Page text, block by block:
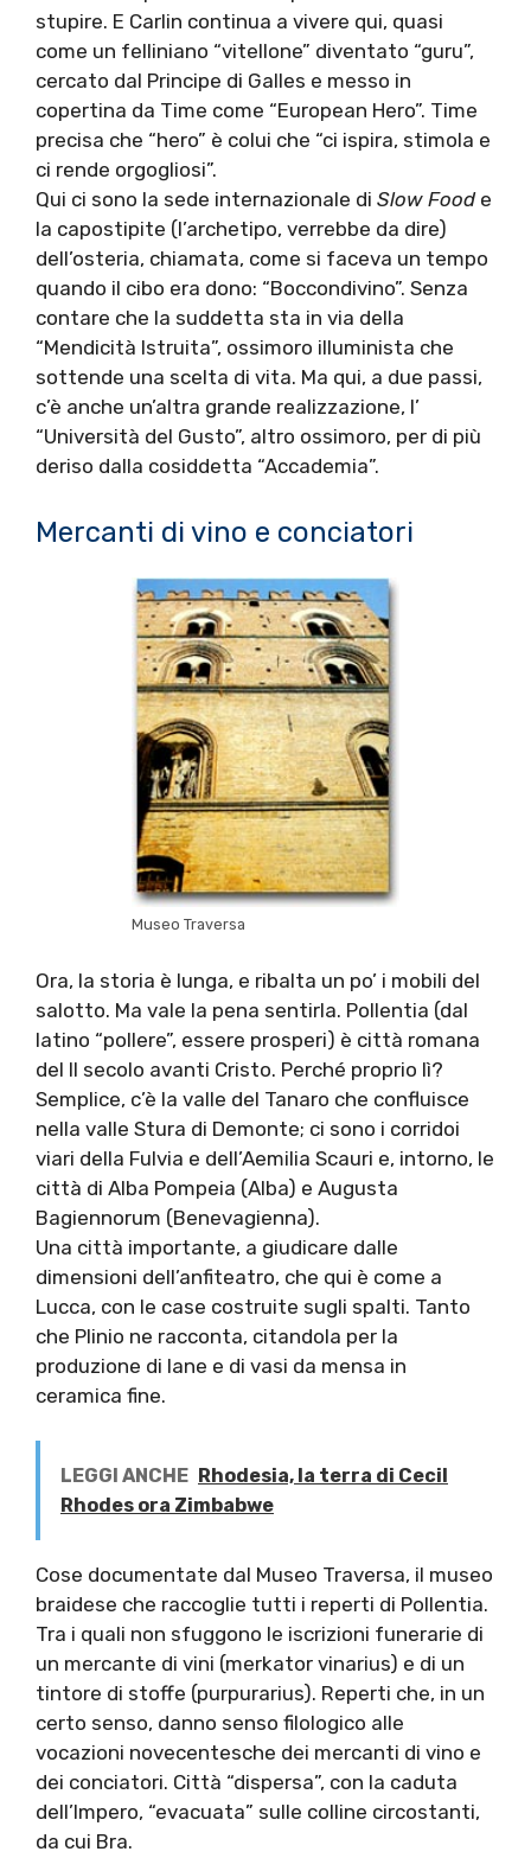
stupire. E Carlin continua a vivere qui, quasi
come un felliniano “vitellone” diventato “guru”,
cercato dal Principe di Galles e messo in
copertina da Time come “European Hero”. Time
precisa che “hero” è colui che “ci ispira, stimola e
ci rende orgogliosi”.
Qui ci sono la sede internazionale di Slow Foode
la capostipite (l’archetipo, verrebbe da dire)
dell’osteria, chiamata, come si faceva un tempo
quando il cibo era dono: “Boccondivino”. Senza
contare che la suddetta sta in via della
“Mendicità Istruita”, ossimoro illuminista che
sottende una scelta di vita. Ma qui, a due passi,
c’è anche un’altra grande realizzazione, l’
“Università del Gusto”, altro ossimoro, per di più
deriso dalla cosiddetta “Accademia”.
Mercanti di vino e conciatori
Museo Traversa
Ora, la storia è lunga, e ribalta un po’ i mobili del
salotto. Ma vale la pena sentirla. Pollentia (dal
latino “pollere”, essere prosperi) è città romana
del II secolo avanti Cristo. Perché proprio lì?
Semplice, c’è la valle del Tanaro che confluisce
nella valle Stura di Demonte; ci sono i corridoi
viari della Fulvia e dell’Aemilia Scauri e, intorno, le
città di Alba Pompeia (Alba) e Augusta
Bagiennorum (Benevagienna).
Una città importante, a giudicare dalle
dimensioni dell’anfiteatro, che qui è come a
Lucca, con le case costruite sugli spalti. Tanto
che Plinio ne racconta, citandola per la
produzione di lane e di vasi da mensa in
ceramica fine.
LEGGI ANCHE Rhodesia, la terra di Cecil
Rhodes ora Zimbabwe
Cose documentate dal Museo Traversa, il museo
braidese che raccoglie tutti i reperti di Pollentia.
Tra i quali non sfuggono le iscrizioni funerarie di
un mercante di vini (merkator vinarius) e di un
tintore di stoffe (purpurarius). Reperti che, in un
certo senso, danno senso filologico alle
vocazioni novecentesche dei mercanti di vino e
dei conciatori. Città “dispersa”, con la caduta
dell’Impero, “evacuata” sulle colline circostanti,
da cui Bra.